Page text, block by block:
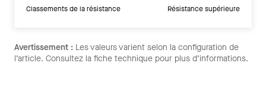
Classements de la résistance Résistance supérieure
Avertissement : Les valeurs varient selon la configuration de
l’article. Consultez la fiche technique pour plus d’informations.